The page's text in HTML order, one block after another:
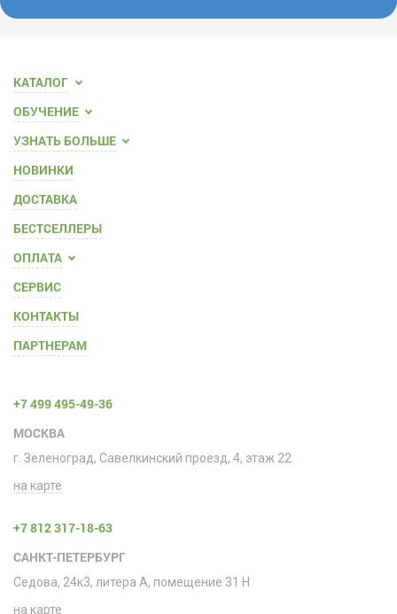
КАТАЛОГ
ОБУЧЕНИЕ
УЗНАТЬ БОЛЬШЕ
НОВИНКИ
ДОСТАВКА
БЕСТСЕЛЛЕРЫ
ОПЛАТА
СЕРВИС
КОНТАКТЫ
ПАРТНЕРАМ
+7 499 495-49-36
МОСКВА
г. Зеленоград, Савелкинский проезд, 4, этаж 22
на карте
+7 812 317-18-63
САНКТ-ПЕТЕРБУРГ
Седова, 24к3, литера А, помещение 31 H
на карте